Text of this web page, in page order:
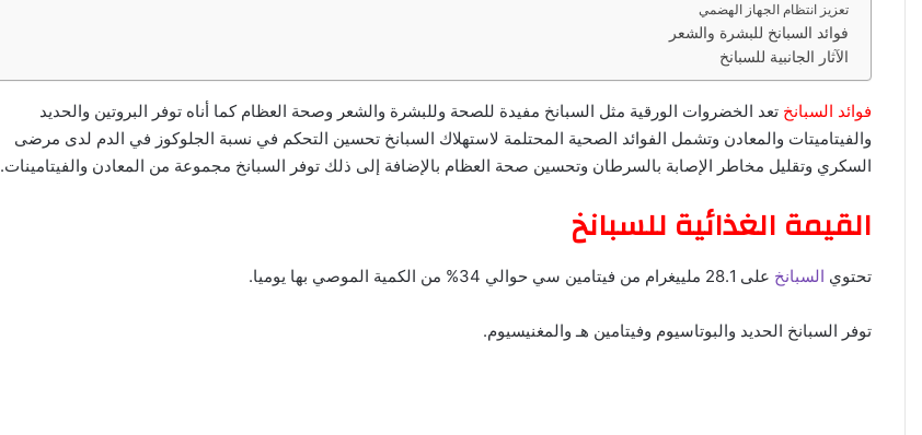
ي
تعزيز انتظام الجهاز الهضمي
فوائد السبانخ للبشرة والشعر
الآثار الجانبية للسبانخ
فوائد السبانخ تعد الخضروات الورقية مثل السبانخ مفيدة للصحة وللبشرة والشعر وصحة العظام كما أناه توفر البروتين والحديد
والفيتاميتات والمعادن وتشمل الفوائد الصحية المحتلمة لاستهلاك السبانخ تحسين التحكم في نسبة الجلوكوز في الدم لدى مرضى
السكري وتقليل مخاطر الإصابة بالسرطان وتحسين صحة العظام بالإضافة إلى ذلك توفر السبانخ مجموعة من المعادن والفيتامينات.
القيمة الغذائية للسبانخ
تحتوي السبانخ على 28.1 ملييغرام من فيتامين سي حوالي 34% من الكمية الموصي بها يوميا.
توفر السبانخ الحديد والبوتاسيوم وفيتامين هـ والمغنيسيوم.